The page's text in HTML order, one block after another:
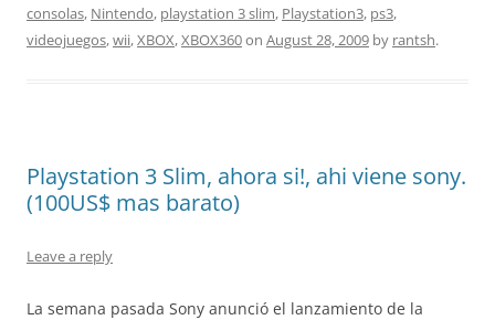
consolas, Nintendo, playstation 3 slim, Playstation3, ps3,
videojuegos,wii,XBOX,XBOX360on August 28, 2009 by rantsh.
Playstation 3 Slim, ahora si!, ahi viene sony.
(100US$ mas barato)
Leave a reply
La semana pasada Sony anunció el lanzamiento de la